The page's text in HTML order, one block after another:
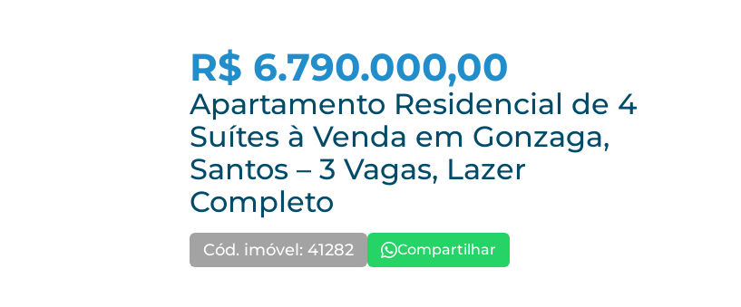
R$ 6.790.000,00
Apartamento Residencial de 4
Suítes à Venda em Gonzaga,
Santos – 3 Vagas, Lazer
Completo
Cód. imóvel: 41282 Compartilhar